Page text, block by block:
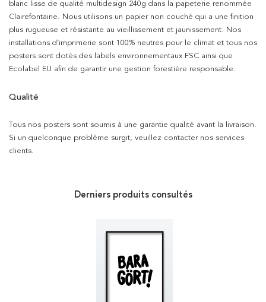
blanc lisse de qualité multidesign 240g dans la papeterie renommée
Clairefontaine. Nous utilisons un papier non couché qui a une finition
plus rugueuse et résistante au vieillissement et jaunissement. Nos
installations d’imprimerie sont 100% neutres pour le climat et tous nos
posters sont dotés des labels environnementaux FSC ainsi que
Ecolabel EU afin de garantir une gestion forestière responsable.
Qualité
Tous nos posters sont soumis à une garantie qualité avant la livraison.
Si un quelconque problème surgit, veuillez contacter nos services
clients.
Derniers produits consultés